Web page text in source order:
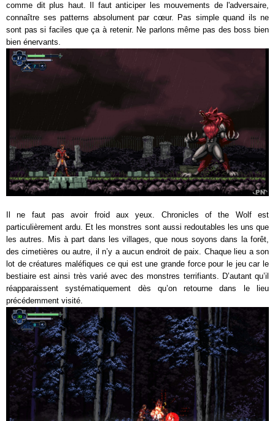
comme dit plus haut. Il faut anticiper les mouvements de l'adversaire,
connaître ses patterns absolument par cœur. Pas simple quand ils ne
sont pas si faciles que ça à retenir. Ne parlons même pas des boss bien
bien énervants.
Il ne faut pas avoir froid aux yeux. Chronicles of the Wolf est
particulièrement ardu. Et les monstres sont aussi redoutables les uns que
les autres. Mis à part dans les villages, que nous soyons dans la forêt,
des cimetières ou autre, il n’y a aucun endroit de paix. Chaque lieu a son
lot de créatures maléfiques ce qui est une grande force pour le jeu car le
bestiaire est ainsi très varié avec des monstres terrifiants. D’autant qu’il
réapparaissent systématiquement dès qu’on retourne dans le lieu
précédemment visité.